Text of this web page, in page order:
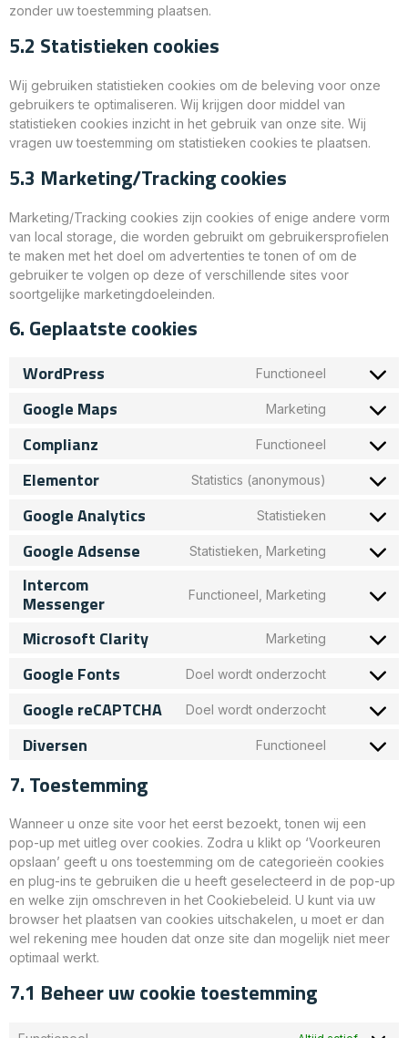
zonder uw toestemming plaatsen.
5.2 Statistieken cookies
Wij gebruiken statistieken cookies om de beleving voor onze
gebruikers te optimaliseren. Wij krijgen door middel van
statistieken cookies inzicht in het gebruik van onze site. Wij
vragen uw toestemming om statistieken cookies te plaatsen.
5.3 Marketing/Tracking cookies
Marketing/Tracking cookies zijn cookies of enige andere vorm
van local storage, die worden gebruikt om gebruikersprofielen
te maken met het doel om advertenties te tonen of om de
gebruiker te volgen op deze of verschillende sites voor
soortgelijke marketingdoeleinden.
6. Geplaatste cookies
WordPress Functioneel
Google Maps Marketing
Complianz Functioneel
Elementor Statistics (anonymous)
Google Analytics Statistieken
Google Adsense Statistieken, Marketing
Intercom
Messenger Functioneel, Marketing
Microsoft Clarity Marketing
Google Fonts Doel wordt onderzocht
Google reCAPTCHA Doel wordt onderzocht
Diversen Functioneel
7. Toestemming
Wanneer u onze site voor het eerst bezoekt, tonen wij een
pop-up met uitleg over cookies. Zodra u klikt op ‘Voorkeuren
opslaan’ geeft u ons toestemming om de categorieën cookies
en plug-ins te gebruiken die u heeft geselecteerd in de pop-up
en welke zijn omschreven in het Cookiebeleid. U kunt via uw
browser het plaatsen van cookies uitschakelen, u moet er dan
wel rekening mee houden dat onze site dan mogelijk niet meer
optimaal werkt.
7.1 Beheer uw cookie toestemming